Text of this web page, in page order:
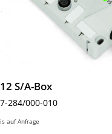
S/A-Box
284/000-010
auf Anfrage